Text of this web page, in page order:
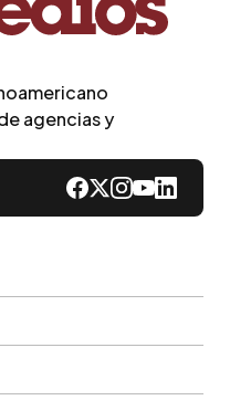
agencias y